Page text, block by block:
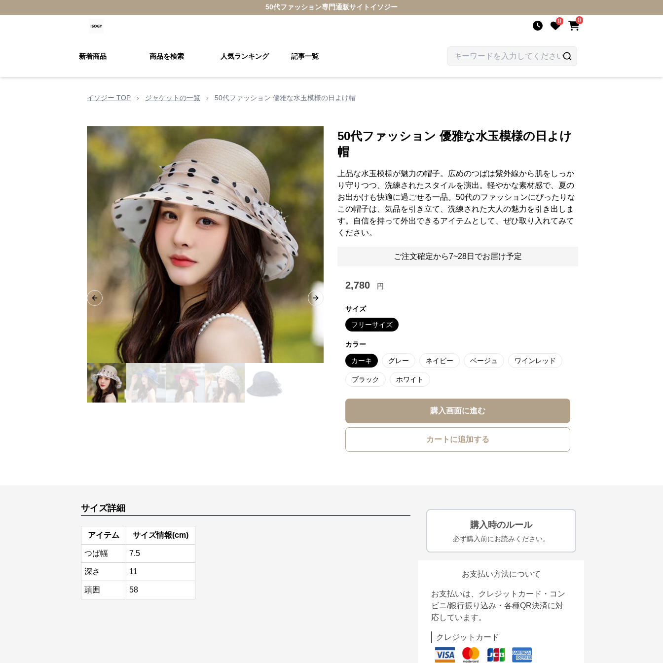
50代ファッション専門通販サイト イソジー
0 0
新着商品 商品を検索 人気ランキング 記事一覧
イソジー TOP › ジャケットの一覧 › 50代ファッション 優雅な水玉模様の日よけ帽
Previous slide Next slide
50代ファッション 優雅な水玉模様の日よけ
帽
上品な水玉模様が魅力の帽子。広めのつばは紫外線から肌をしっか
り守りつつ、洗練されたスタイルを演出。軽やかな素材感で、夏の
お出かけも快適に過ごせる一品。50代のファッションにぴったりな
この帽子は、気品を引き立て、洗練された大人の魅力を引き出しま
す。自信を持って外出できるアイテムとして、ぜひ取り入れてみて
ください。
ご注文確定から7~28日でお届け予定
2,780 円
サイズ
フリーサイズ
カラー
カーキ グレー ネイビー ベージュ ワインレッド
ブラック ホワイト
購入画面に進む
カートに追加する
サイズ詳細
アイテム サイズ情報(cm)
つば幅 7.5
深さ 11
頭囲 58
購入時のルール
必ず購入前にお読みください。
お支払い方法について
お支払いは、クレジットカード・コン
ビニ/銀行振り込み・各種QR決済に対
応しています。
クレジットカード